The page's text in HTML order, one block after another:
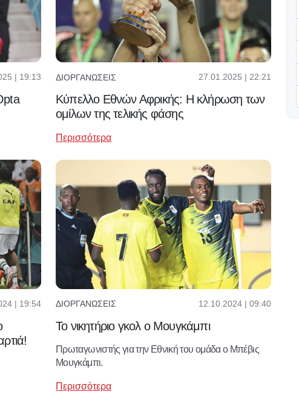
| 19:13 ΔΙΟΡΓΑΝΏΣΕΙΣ 27.01.2025 | 22:21
Κύπελλο Εθνών Αφρικής: Η κλήρωση των
ομίλων της τελικής φάσης
Περισσότερα
| 19:54 ΔΙΟΡΓΑΝΏΣΕΙΣ 12.10.2024 | 09:40
Το νικητήριο γκολ ο Μουγκάμπι
Πρωταγωνιστής για την Εθνική του ομάδα ο Μπέβις
Μουγκάμπι.
Περισσότερα